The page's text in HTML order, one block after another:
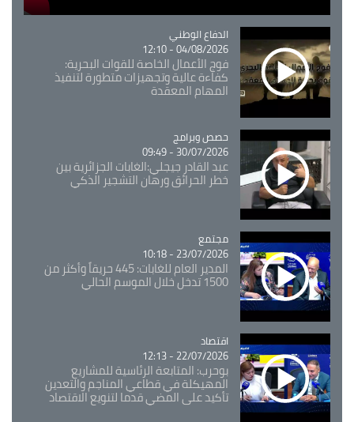
Catégorie
الدفاع الوطني
04/08/2026 - 12:10
فوج الأعمال الخاصة للقوات البحرية:
كفاءة عالية وتجهيزات متطورة لتنفيذ
المهام المعقدة
Catégorie
حصص وبرامج
30/07/2026 - 09:49
عبد القادر جيجلي:الغابات الجزائرية بين
خطر الحرائق ورهان التشجير الذكي
Catégorie
مجتمع
23/07/2026 - 10:18
المدير العام للغابات: 445 حريقاً وأكثر من
1500 تدخل خلال الموسم الحالي
Catégorie
اقتصاد
22/07/2026 - 12:13
بوحرب: المتابعة الرئاسية للمشاريع
المهيكلة في قطاعي المناجم والتعدين
تأكيد على المضي قدما لتنويع الاقتصاد